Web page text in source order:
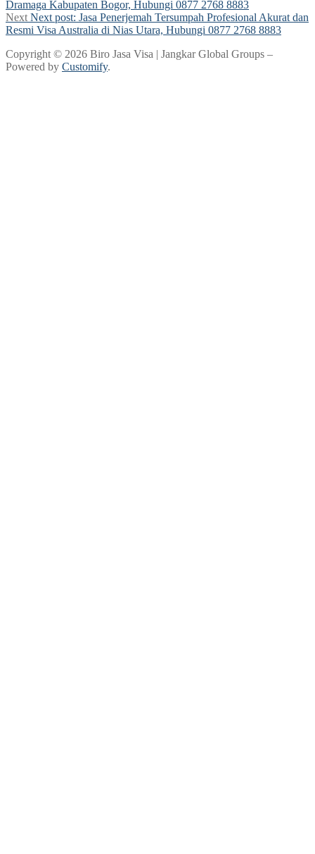
Dramaga Kabupaten Bogor, Hubungi 0877 2768 8883
Next Next post: Jasa Penerjemah Tersumpah Profesional Akurat dan
Resmi Visa Australia di Nias Utara, Hubungi 0877 2768 8883
Copyright © 2026 Biro Jasa Visa | Jangkar Global Groups –
Powered by Customify.